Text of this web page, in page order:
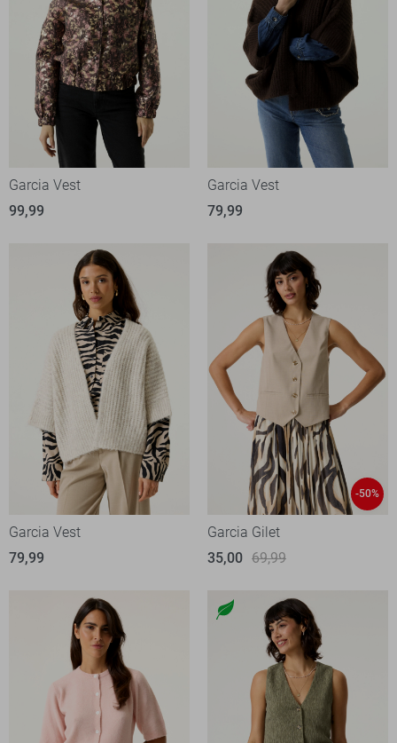
Garcia Vest
99,99
Garcia Vest
79,99
Garcia Vest
79,99
-50%
Garcia Gilet
35,00 69,99